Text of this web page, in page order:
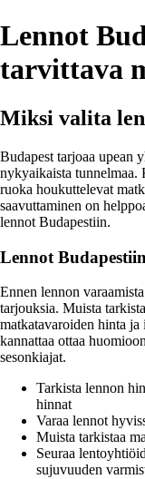
Lennot
tarvittava
Miksi valita
Budapest tarjoaa upean
nykyaikaista
ruoka houkuttelevat
saavuttaminen on
lennot Budapestiin.
Lennot
Ennen lennon
tarjouksia. Muista
matkatavaroiden hinta ja
kannattaa ottaa
sesonkiajat.
Tarkista lennon
hinnat
Varaa lennot
Muista tarkistaa
Seuraa
sujuvuuden